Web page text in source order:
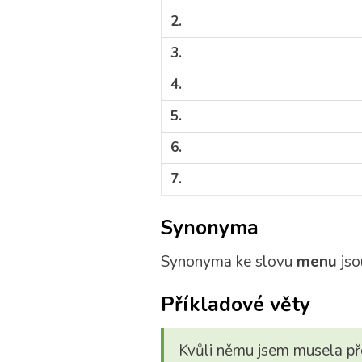
2.
3.
4.
5.
6.
7.
Synonyma
Synonyma ke slovu menu
Příkladové věty
Kvůli němu jsem musela